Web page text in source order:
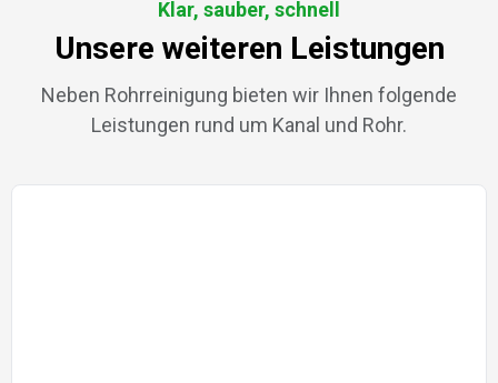
Klar, sauber, schnell
Unsere weiteren Leistungen
Neben Rohrreinigung bieten wir Ihnen folgende
Leistungen rund um Kanal und Rohr.